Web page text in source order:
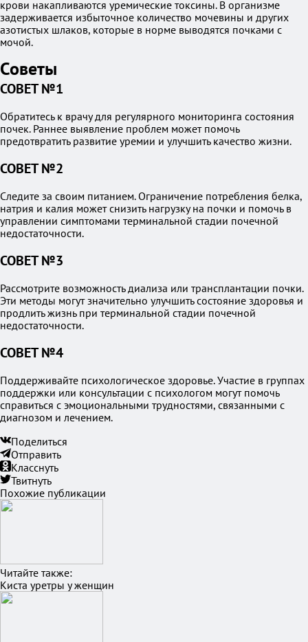
крови накапливаются уремические токсины. В организме
задерживается избыточное количество мочевины и других
азотистых шлаков, которые в норме выводятся почками с
мочой.
Советы
СОВЕТ №1
Обратитесь к врачу для регулярного мониторинга состояния
почек. Раннее выявление проблем может помочь
предотвратить развитие уремии и улучшить качество жизни.
СОВЕТ №2
Следите за своим питанием. Ограничение потребления белка,
натрия и калия может снизить нагрузку на почки и помочь в
управлении симптомами терминальной стадии почечной
недостаточности.
СОВЕТ №3
Рассмотрите возможность диализа или трансплантации почки.
Эти методы могут значительно улучшить состояние здоровья и
продлить жизнь при терминальной стадии почечной
недостаточности.
СОВЕТ №4
Поддерживайте психологическое здоровье. Участие в группах
поддержки или консультации с психологом могут помочь
справиться с эмоциональными трудностями, связанными с
диагнозом и лечением.
Поделиться
Отправить
Класснуть
Твитнуть
Похожие публикации
Читайте также:
Киста уретры у женщин